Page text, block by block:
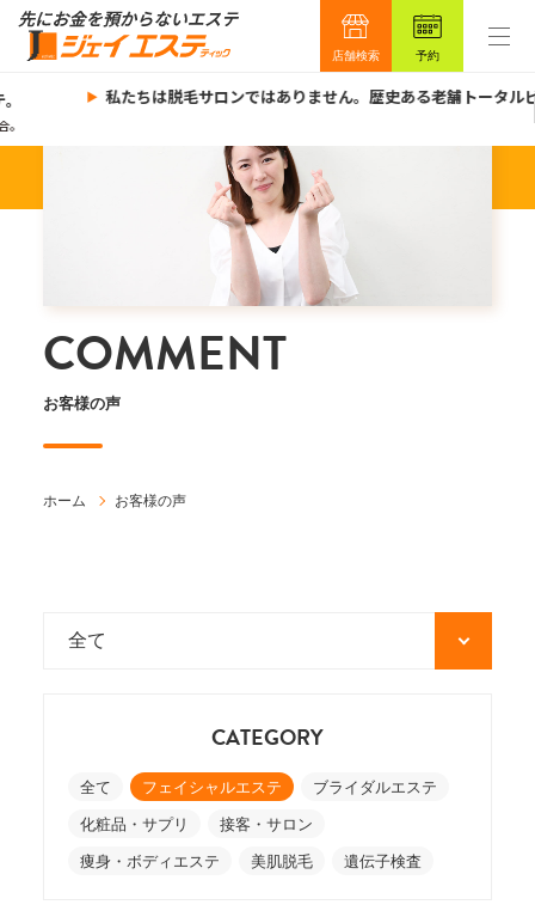
店舗検索 予約
私たちは脱毛サロンではありません。歴史ある老舗トータルビ
COMMENT
お客様の声
ホーム お客様の声
CATEGORY
全て フェイシャルエステ ブライダルエステ
化粧品・サプリ 接客・サロン
痩身・ボディエステ 美肌脱毛 遺伝子検査